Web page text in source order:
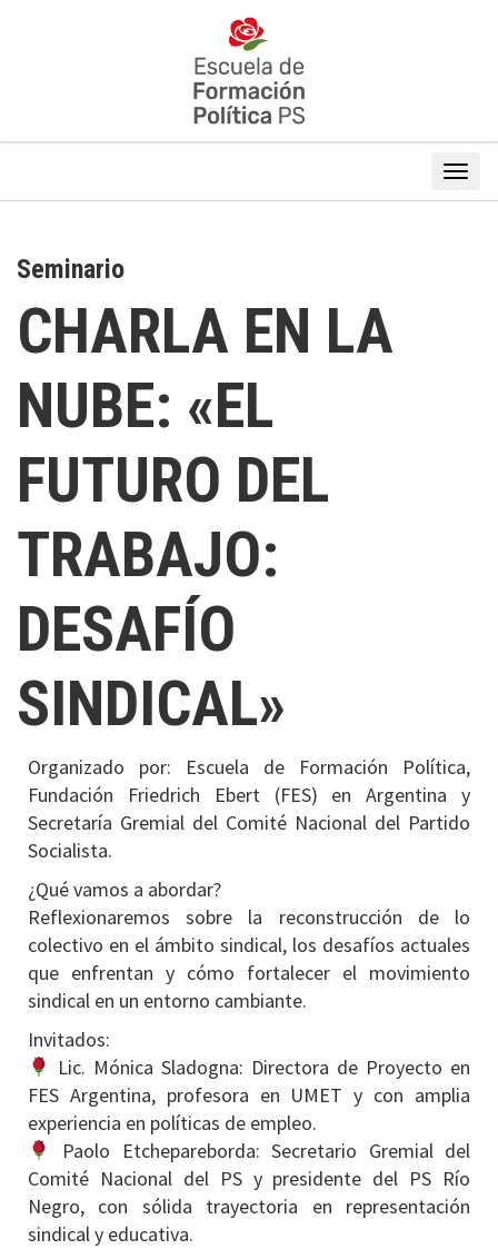
Seminario
CHARLA EN LA
NUBE: «EL
FUTURO DEL
TRABAJO:
DESAFÍO
SINDICAL»
Organizado por: Escuela de Formación Política,
Fundación Friedrich Ebert (FES) en Argentina y
Secretaría Gremial del Comité Nacional del Partido
Socialista.
¿Qué vamos a abordar?
Reflexionaremos sobre la reconstrucción de lo
colectivo en el ámbito sindical, los desafíos actuales
que enfrentan y cómo fortalecer el movimiento
sindical en un entorno cambiante.
Invitados:
Lic. Mónica Sladogna: Directora de Proyecto en
FES Argentina, profesora en UMET y con amplia
experiencia en políticas de empleo.
Paolo Etchepareborda: Secretario Gremial del
Comité Nacional del PS y presidente del PS Río
Negro, con sólida trayectoria en representación
sindical y educativa.